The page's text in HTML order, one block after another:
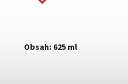
Obsah: 625 ml